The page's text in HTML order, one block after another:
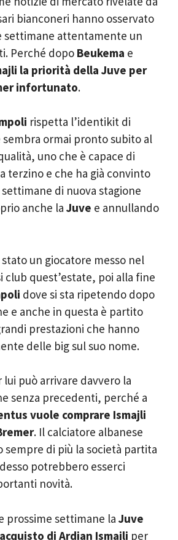
bianconeri hanno osservato
settimane attentamente un
Perché dopo Beukema e
la priorità della Juve per
infortunato.
rispetta l’identikit di
sembra ormai pronto subito al
uno che è capace di
terzino e che ha già convinto
di nuova stagione
anche la Juve e annullando
stato un giocatore messo nel
club quest’estate, poi alla fine
dove si sta ripetendo dopo
e anche in questa è partito
prestazioni che hanno
delle big sul suo nome.
lui può arrivare davvero la
senza precedenti, perché a
vuole comprare Ismajli
. Il calciatore albanese
sempre di più la società partita
potrebbero esserci
novità.
prossime settimane la Juve
di Ardian Ismajli per